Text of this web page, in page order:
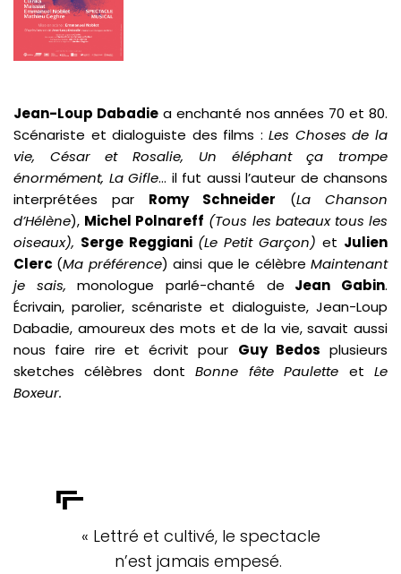
Jean-Loup Dabadiea enchanté nos années 70 et 80.
Scénariste et dialoguiste des films :Les Choses de la
vie, César et Rosalie, Un éléphant ça trompe
énormément, La Gifle… il fut aussi l’auteur de chansons
interprétées par Romy Schneider (La Chanson
d’Hélène), Michel Polnareff (Tous les bateaux tous les
oiseaux), Serge Reggiani (Le Petit Garçon) et Julien
Clerc (Ma préférence) ainsi que le célèbreMaintenant
je sais, monologue parlé-chanté de Jean Gabin.
Écrivain, parolier, scénariste et dialoguiste, Jean-Loup
Dabadie, amoureux des mots et de la vie, savait aussi
nous faire rire et écrivit pour Guy Bedos plusieurs
sketches célèbres dontBonne fête Paulette etLe
Boxeur.
« Lettré et cultivé, le spectacle
n’est jamais empesé.